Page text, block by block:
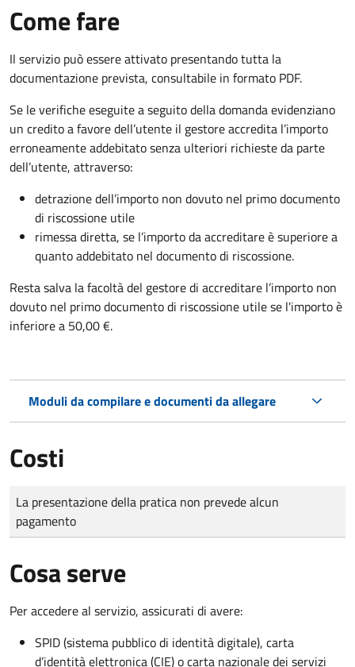
Come fare
Il servizio può essere attivato presentando tutta la
documentazione prevista, consultabile in formato PDF.
Se le verifiche eseguite a seguito della domanda evidenziano
un credito a favore dell’utente il gestore accredita l’importo
erroneamente addebitato senza ulteriori richieste da parte
dell’utente, attraverso:
detrazione dell’importo non dovuto nel primo documento
di riscossione utile
rimessa diretta, se l’importo da accreditare è superiore a
quanto addebitato nel documento di riscossione.
Resta salva la facoltà del gestore di accreditare l’importo non
dovuto nel primo documento di riscossione utile se l'importo è
inferiore a 50,00 €.
Moduli da compilare e documenti da allegare
Costi
Tipo di pagamento
Importo
La presentazione della pratica non prevede alcun
pagamento
Cosa serve
Per accedere al servizio, assicurati di avere:
SPID (sistema pubblico di identità digitale), carta
d’identità elettronica (CIE) o carta nazionale dei servizi